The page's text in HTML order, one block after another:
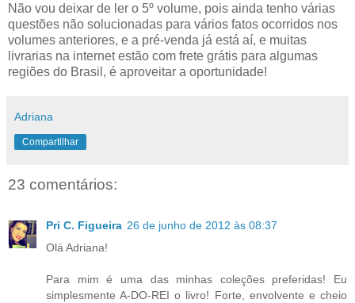
Não vou deixar de ler o 5º volume, pois ainda tenho várias
questões não solucionadas para vários fatos ocorridos nos
volumes anteriores, e a pré-venda já está aí, e muitas
livrarias na internet estão com frete grátis para algumas
regiões do Brasil, é aproveitar a oportunidade!
Adriana
Compartilhar
23 comentários:
Pri C. Figueira 26 de junho de 2012 às 08:37
Olá Adriana!
Para mim é uma das minhas coleções preferidas! Eu
simplesmente A-DO-REI o livro! Forte, envolvente e cheio